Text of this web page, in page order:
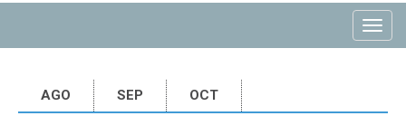
AGO SEP OCT